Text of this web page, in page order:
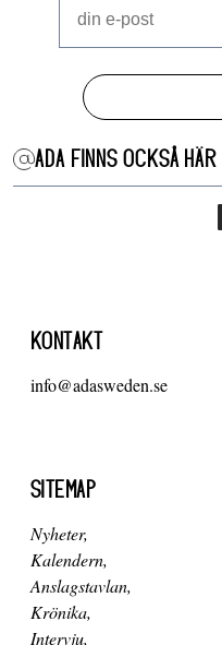
ADA FINNS OCKSÅ HÄR
KONTAKT
info@adasweden.se
SITEMAP
Nyheter
Kalendern
Anslagstavlan
Krönika
Intervju